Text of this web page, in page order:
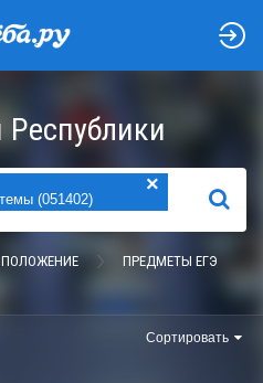
(051402)
×
НАЙТИ
ПРЕДМЕТЫ ЕГЭ
Сортировать